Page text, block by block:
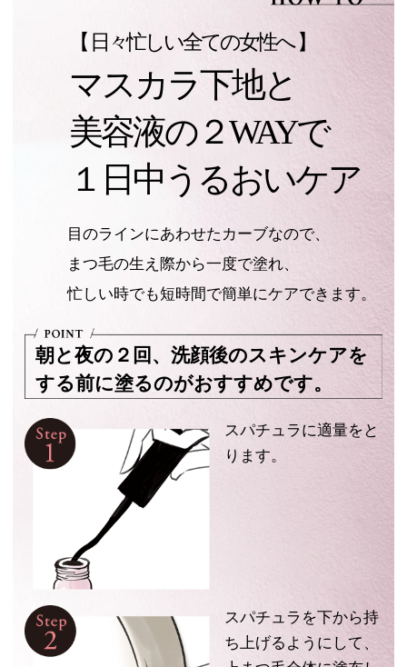
【 日々忙しい全ての女性へ 】
マスカラ下地と
美容液の２WAYで
１日中うるおいケア
目のラインにあわせたカーブなので、
まつ毛の生え際から一度で塗れ、
忙しい時でも短時間で簡単にケアできます。
朝と夜の２回、洗顔後のスキンケアを
する前に塗るのがおすすめです。
スパチュラに適量をと
ります。
スパチュラを下から持
ち上げるようにして、